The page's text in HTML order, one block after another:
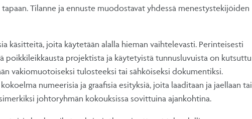
Tilanne ja ennuste muodostavat yhdessä menestystekijöiden
käsitteitä, joita käytetään alalla hieman vaihtelevasti. Perinteisesti
poikkileikkausta projektista ja käytetyistä tunnusluvuista on kutsuttu
vakiomuotoiseksi tulosteeksi tai sähköiseksi dokumentiksi.
numeerisia ja graafisia esityksiä, joita laaditaan ja jaellaan tai
johtoryhmän kokouksissa sovittuina ajankohtina.